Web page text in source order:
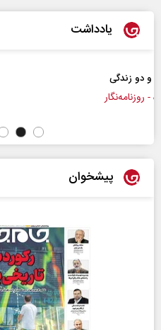
یادداشت
چرایی
دکتر
پیشخوان